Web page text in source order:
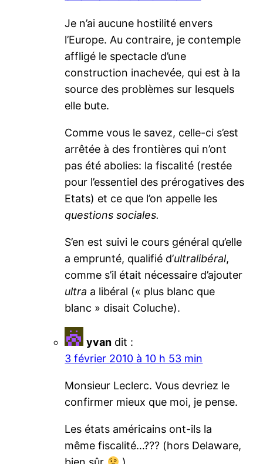
Je n’ai aucune hostilité envers
l’Europe. Au contraire, je contemple
affligé le spectacle d’une
construction inachevée, qui est à la
source des problèmes sur lesquels
elle bute.
Comme vous le savez, celle-ci s’est
arrêtée à des frontières qui n’ont
pas été abolies: la fiscalité (restée
pour l’essentiel des prérogatives des
Etats) et ce que l’on appelle les
questions sociales.
S’en est suivi le cours général qu’elle
a emprunté, qualifié d’ultralibéral,
comme s’il était nécessaire d’ajouter
ultra a libéral (« plus blanc que
blanc » disait Coluche).
yvan dit :
3 février 2010 à 10 h 53 min
Monsieur Leclerc. Vous devriez le
confirmer mieux que moi, je pense.
Les états américains ont-ils la
même fiscalité…??? (hors Delaware,